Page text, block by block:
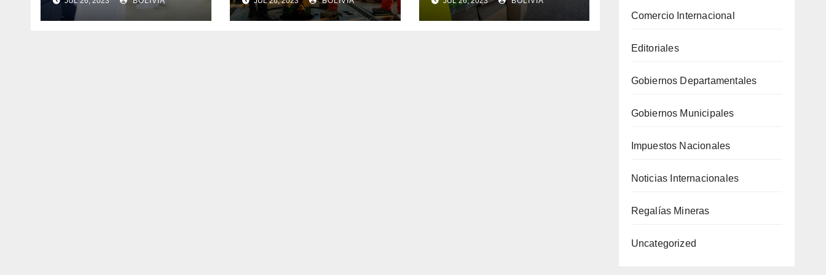
Centroamericano
país comenzará a
importar con un
en Bs 700.000
Comercio Internacional
Editoriales
Gobiernos Departamentales
Gobiernos Municipales
Impuestos Nacionales
Noticias Internacionales
Regalías Mineras
Uncategorized